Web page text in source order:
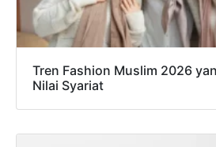
Tren Fashion Muslim 2026
Nilai Syariat